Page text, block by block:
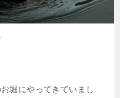
堀にやってきていまし